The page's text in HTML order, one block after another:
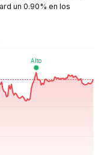
un 0.90% en los